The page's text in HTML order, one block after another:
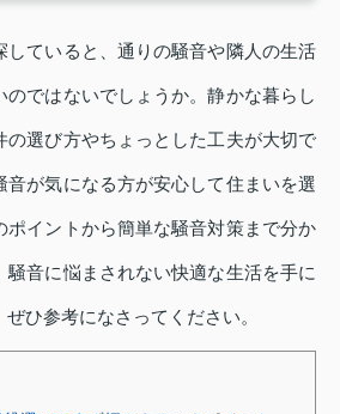
していると、通りの騒音や隣人の生活
のではないでしょうか。静かな暮らし
の選び方やちょっとした工夫が大切で
音が気になる方が安心して住まいを選
ポイントから簡単な騒音対策まで分か
騒音に悩まされない快適な生活を手に
ひ参考になさってください。